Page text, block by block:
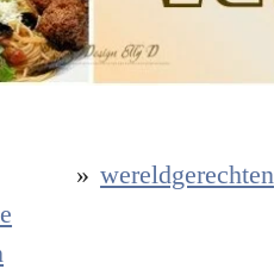
» wereldgerechten